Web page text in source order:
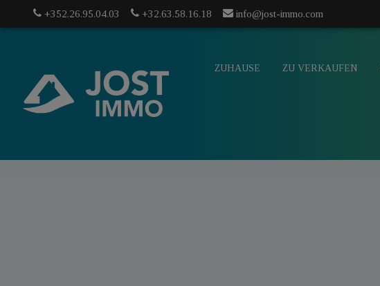
+352.26.95.04.03 +32.63.58.16.18 info@jost-immo.com
ZUHAUSE ZU VERKAUFEN